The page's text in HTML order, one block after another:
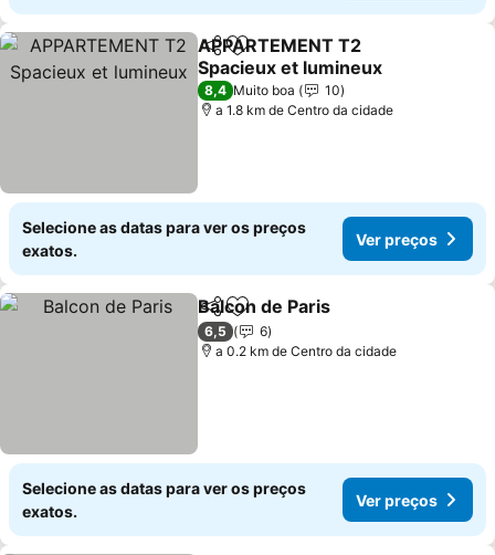
PartilharAdicionar aos favoritos
APPARTEMENT T2
Spacieux et lumineux
Ver preços
8,4 Muito boa
10
a 1.8 km de Centro da cidade
Selecione as datas para ver os preços
exatos.
Ver preços
PartilharAdicionar aos favoritos
Balcon de Paris
6,5
6
a 0.2 km de Centro da cidade
Selecione as datas para ver os preços
exatos.
Ver preços